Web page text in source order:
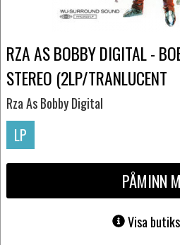
RZA AS BOBBY DIGITAL -
STEREO (2LP/TRANLUCENT
Rza As Bobby Digital
LP
PÅMINN
Visa